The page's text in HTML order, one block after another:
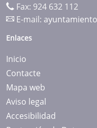
Fax: 924 632 112
E-mail:
Enlaces
Inicio
Contacte
Mapa web
Aviso legal
Accesibilidad